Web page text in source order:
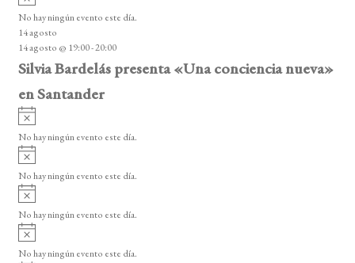
o
v
i
s
o
No hay ningún evento este día.
14 agosto
14 agosto @ 19:00-20:00
Silvia Bardelás presenta «Una conciencia nueva»
en Santander
A
v
i
o
No hay ningún evento este día.
A
v
i
o
No hay ningún evento este día.
A
v
i
o
No hay ningún evento este día.
A
v
i
No hay ningún evento este día.